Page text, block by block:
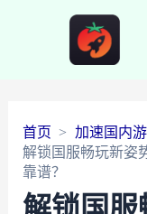
首页
加速国内
解锁国服畅玩新姿
靠谱？